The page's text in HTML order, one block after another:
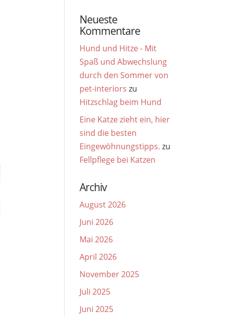
Neueste
Kommentare
Hund und Hitze - Mit
Spaß und Abwechslung
durch den Sommer von
pet-interiors zu
Hitzschlag beim Hund
Eine Katze zieht ein, hier
sind die besten
Eingewöhnungstipps. zu
Fellpflege bei Katzen
Archiv
August 2026
Juni 2026
Mai 2026
April 2026
November 2025
Juli 2025
Juni 2025